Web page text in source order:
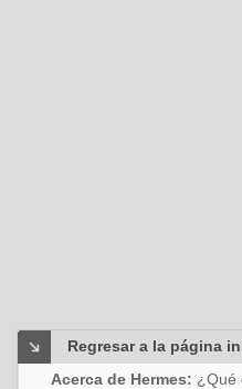
Regresar a la página
Acerca de Hermes: ¿Qué